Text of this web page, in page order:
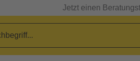
Jetzt einen